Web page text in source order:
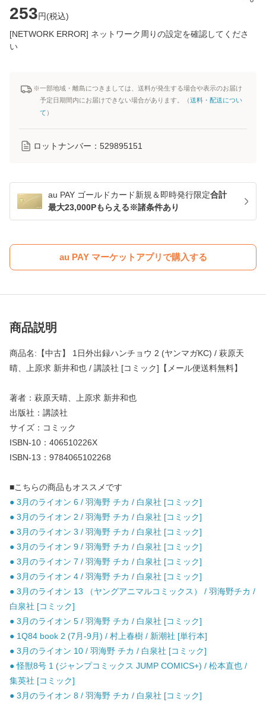
253円(税込)
[NETWORK ERROR] ネットワーク周りの設定を確認してくださ
い
※一部地域・離島につきましては、送料が発生する場合や表示のお届け
予定日期間内にお届けできない場合があります。（送料・配送につい
て ）
ロットナンバー： 529895151
au PAY ゴールドカード新規＆即時発行限定合計
最大23,000Pもらえる※諸条件あり
au PAY マーケットアプリで購入する
商品説明
商品名:【中古】 1日外出録ハンチョウ 2 (ヤンマガKC) / 萩原天
晴、上原求 新井和也 / 講談社 [コミック]【メール便送料無料】
著者：萩原天晴、上原求 新井和也
出版社：講談社
サイズ：コミック
ISBN-10：406510226X
ISBN-13：9784065102268
■こちらの商品もオススメです
● 3月のライオン 6 / 羽海野 チカ / 白泉社 [コミック]
● 3月のライオン 2 / 羽海野 チカ / 白泉社 [コミック]
● 3月のライオン 3 / 羽海野 チカ / 白泉社 [コミック]
● 3月のライオン 9 / 羽海野 チカ / 白泉社 [コミック]
● 3月のライオン 7 / 羽海野 チカ / 白泉社 [コミック]
● 3月のライオン 4 / 羽海野 チカ / 白泉社 [コミック]
● 3月のライオン 13 （ヤングアニマルコミックス） / 羽海野チカ /
白泉社 [コミック]
● 3月のライオン 5 / 羽海野 チカ / 白泉社 [コミック]
● 1Q84 book 2 (7月-9月) / 村上春樹 / 新潮社 [単行本]
● 3月のライオン 10 / 羽海野 チカ / 白泉社 [コミック]
● 怪獣8号 1 (ジャンプコミックス JUMP COMICS+) / 松本直也 /
集英社 [コミック]
● 3月のライオン 8 / 羽海野 チカ / 白泉社 [コミック]